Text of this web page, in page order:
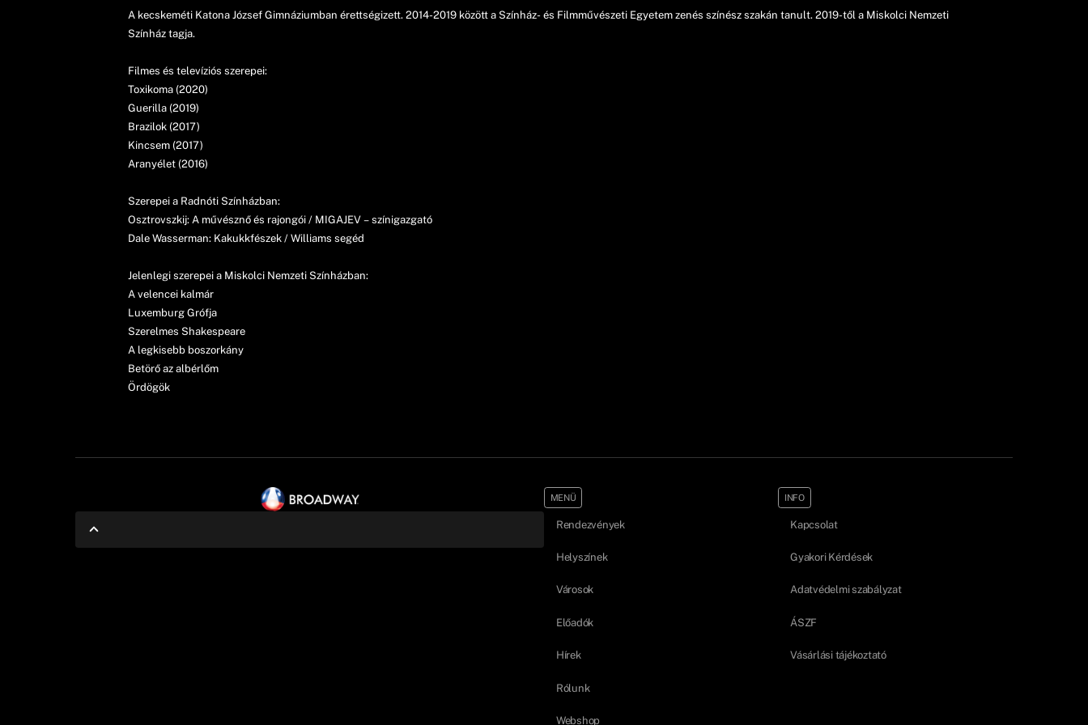
A kecskeméti Katona József Gimnáziumban érettségizett. 2014-2019 között a Színház- és Filmművészeti Egyetem zenés színész szakán tanult. 2019-től a Miskolci Nemzeti
Színház tagja.
Filmes és televíziós szerepei:
Toxikoma (2020)
Guerilla (2019)
Brazilok (2017)
Kincsem (2017)
Aranyélet (2016)
Szerepei a Radnóti Színházban:
Osztrovszkij: A művésznő és rajongói / MIGAJEV – színigazgató
Dale Wasserman: Kakukkfészek / Williams segéd
Jelenlegi szerepei a Miskolci Nemzeti Színházban:
A velencei kalmár
Luxemburg Grófja
Szerelmes Shakespeare
A legkisebb boszorkány
Betörő az albérlőm
Ördögök
MENÜ
Rendezvények
Helyszínek
Városok
Előadók
Hírek
Rólunk
Webshop
INFO
Kapcsolat
Gyakori Kérdések
Adatvédelmi szabályzat
ÁSZF
Vásárlási tájékoztató